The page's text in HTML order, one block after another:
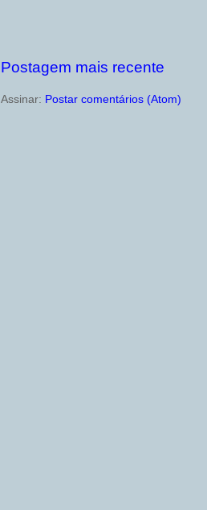
Postagem mais recente
Assinar: Postar comentários (Atom)